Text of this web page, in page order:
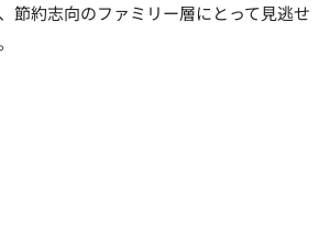
節約志向のファミリー層にとって見逃せ